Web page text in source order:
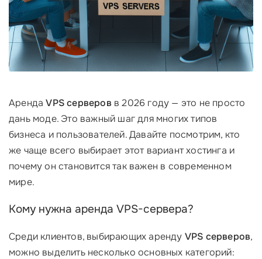
АрендаVPS серверов в 2026 году — это не просто
дань моде. Это важный шаг для многих типов
бизнеса и пользователей. Давайте посмотрим, кто
же чаще всего выбирает этот вариант хостинга и
почему он становится так важен в современном
мире.
Кому нужна аренда VPS-сервера?
Среди клиентов, выбирающих аренду VPS серверов,
можно выделить несколько основных категорий: